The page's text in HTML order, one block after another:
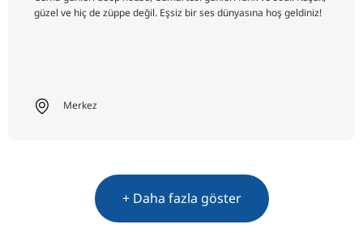
güzel ve hiç de züppe değil. Eşsiz bir ses dünyasına hoş geldiniz!
Merkez
+ Daha fazla göster